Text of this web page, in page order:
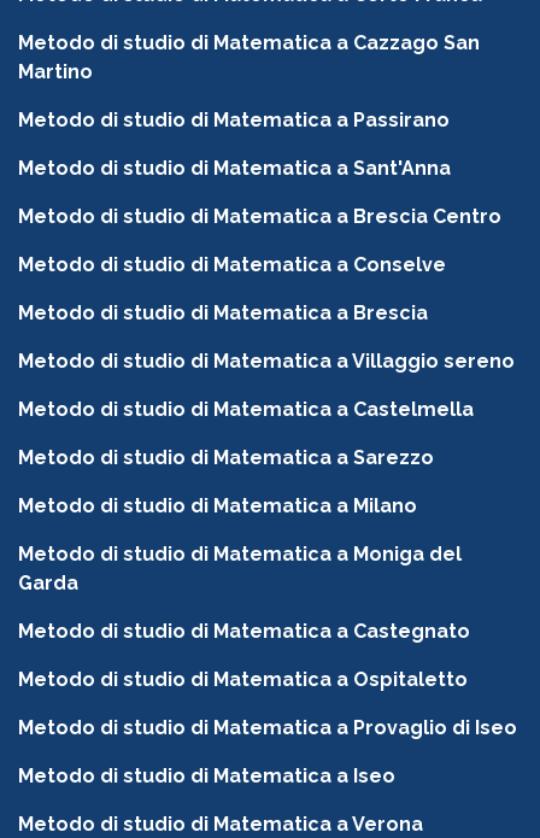
Metodo di studio di Matematica a Cazzago San
Martino
Metodo di studio di Matematica a Passirano
Metodo di studio di Matematica a Sant'Anna
Metodo di studio di Matematica a Brescia Centro
Metodo di studio di Matematica a Conselve
Metodo di studio di Matematica a Brescia
Metodo di studio di Matematica a Villaggio sereno
Metodo di studio di Matematica a Castelmella
Metodo di studio di Matematica a Sarezzo
Metodo di studio di Matematica a Milano
Metodo di studio di Matematica a Moniga del
Garda
Metodo di studio di Matematica a Castegnato
Metodo di studio di Matematica a Ospitaletto
Metodo di studio di Matematica a Provaglio di Iseo
Metodo di studio di Matematica a Iseo
Metodo di studio di Matematica a Verona